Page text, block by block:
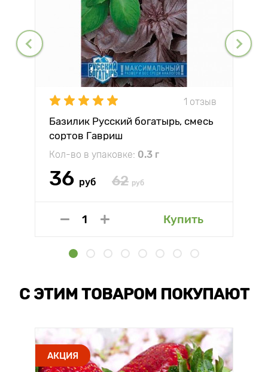
1 отзыв
Базилик Русский богатырь, смесь
сортов Гавриш
Кол-во в упаковке: 0.3 г
36 руб 62 руб
Купить
С ЭТИМ ТОВАРОМ ПОКУПАЮТ
АКЦИЯ